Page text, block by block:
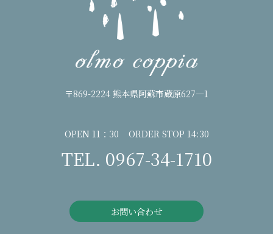
〒869-2224 熊本県阿蘇市蔵原627―1
OPEN 11：30 ORDER STOP 14:30
TEL. 0967-34-1710
お問い合わせ